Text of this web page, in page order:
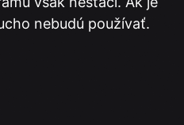
nebudú používať.